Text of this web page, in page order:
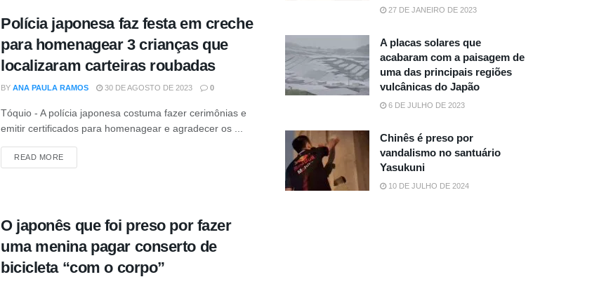
Polícia japonesa faz festa em creche
para homenagear 3 crianças que
localizaram carteiras roubadas
BY ANA PAULA RAMOS 30 DE AGOSTO DE 2023 0
Tóquio - A polícia japonesa costuma fazer cerimônias e
emitir certificados para homenagear e agradecer os ...
READ MOREDETAILS
O japonês que foi preso por fazer
uma menina pagar conserto de
bicicleta “com o corpo”
27 DE JANEIRO DE 2023
A placas solares que
acabaram com a paisagem de
uma das principais regiões
vulcânicas do Japão
6 DE JULHO DE 2023
Chinês é preso por
vandalismo no santuário
Yasukuni
10 DE JULHO DE 2024